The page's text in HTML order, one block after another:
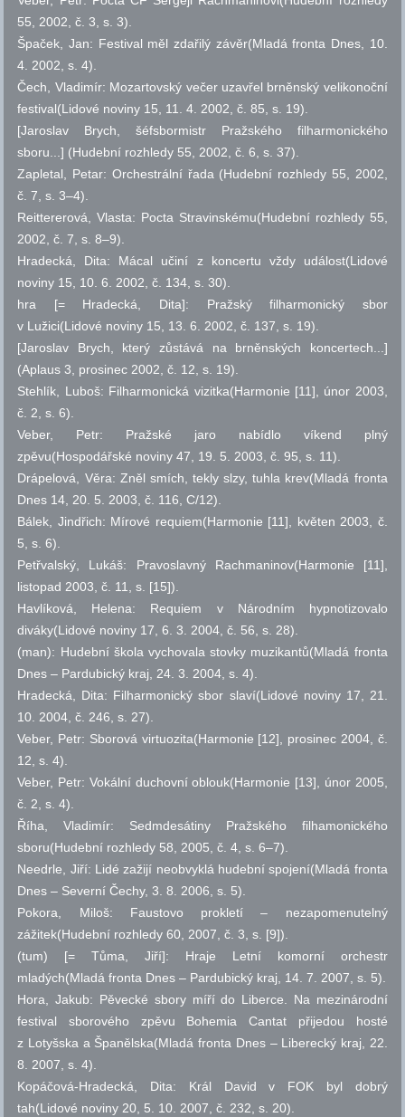
55, 2002,č. 3, s. 3).
Špaček, Jan: Festival měl zdařilý závěr(Mladá fronta Dnes, 10.
4. 2002, s. 4).
Čech, Vladimír: Mozartovský večer uzavřel brněnský velikonoční
festival(Lidové noviny 15, 11. 4. 2002,č. 85, s. 19).
[Jaroslav Brych, šéfsbormistr Pražského filharmonického
sboru...] (Hudební rozhledy 55, 2002,č. 6, s. 37).
Zapletal, Petar: Orchestrální řada (Hudební rozhledy 55, 2002,
č. 7, s. 3–4).
Reittererová, Vlasta: Pocta Stravinskému(Hudební rozhledy 55,
2002,č. 7, s. 8–9).
Hradecká, Dita: Mácal učiní z koncertu vždy událost(Lidové
noviny 15, 10. 6. 2002,č. 134, s. 30).
hra [= Hradecká, Dita]: Pražský filharmonický sbor
v Lužici(Lidové noviny 15, 13. 6. 2002,č. 137, s. 19).
[Jaroslav Brych, který zůstává na brněnských koncertech...]
(Aplaus 3, prosinec 2002,č. 12, s. 19).
Stehlík, Luboš: Filharmonická vizitka(Harmonie [11], únor 2003,
č. 2, s. 6).
Veber, Petr: Pražské jaro nabídlo víkend plný
zpěvu(Hospodářské noviny 47, 19. 5. 2003,č. 95, s. 11).
Drápelová, Věra: Zněl smích, tekly slzy, tuhla krev(Mladá fronta
Dnes 14, 20. 5. 2003,č. 116, C/12).
Bálek, Jindřich: Mírové requiem(Harmonie [11], květen 2003, č.
5, s. 6).
Petřvalský, Lukáš: Pravoslavný Rachmaninov(Harmonie [11],
listopad 2003,č. 11, s. [15]).
Havlíková, Helena: Requiem v Národním hypnotizovalo
diváky(Lidové noviny 17, 6. 3. 2004,č. 56, s. 28).
(man): Hudební škola vychovala stovky muzikantů(Mladá fronta
Dnes – Pardubický kraj, 24. 3. 2004, s. 4).
Hradecká, Dita: Filharmonický sbor slaví(Lidové noviny 17, 21.
10. 2004,č. 246, s. 27).
Veber, Petr: Sborová virtuozita(Harmonie [12], prosinec 2004, č.
12, s. 4).
Veber, Petr: Vokální duchovní oblouk(Harmonie [13], únor 2005,
č. 2, s. 4).
Říha, Vladimír: Sedmdesátiny Pražského filhamonického
sboru(Hudební rozhledy 58, 2005,č. 4, s. 6–7).
Needrle, Jiří: Lidé zažijí neobvyklá hudební spojení(Mladá fronta
Dnes – Severní Čechy, 3. 8. 2006, s. 5).
Pokora, Miloš: Faustovo prokletí – nezapomenutelný
zážitek(Hudební rozhledy 60, 2007,č. 3, s. [9]).
(tum) [= Tůma, Jiří]: Hraje Letní komorní orchestr
mladých(Mladá fronta Dnes – Pardubický kraj, 14. 7. 2007, s. 5).
Hora, Jakub: Pěvecké sbory míří do Liberce. Na mezinárodní
festival sborového zpěvu Bohemia Cantat přijedou hosté
z Lotyšska a Španělska(Mladá fronta Dnes – Liberecký kraj, 22.
8. 2007, s. 4).
Kopáčová-Hradecká, Dita: Král David v FOK byl dobrý
tah(Lidové noviny 20, 5. 10. 2007,č. 232, s. 20).